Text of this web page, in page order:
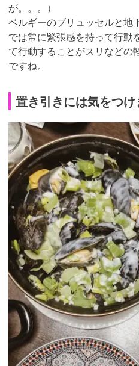
が。。。）
ベルギーのブリュッセルと地
では常に緊張感を持って行動
て行動することがスリなどの
ですね。
置き引きには気をつけ